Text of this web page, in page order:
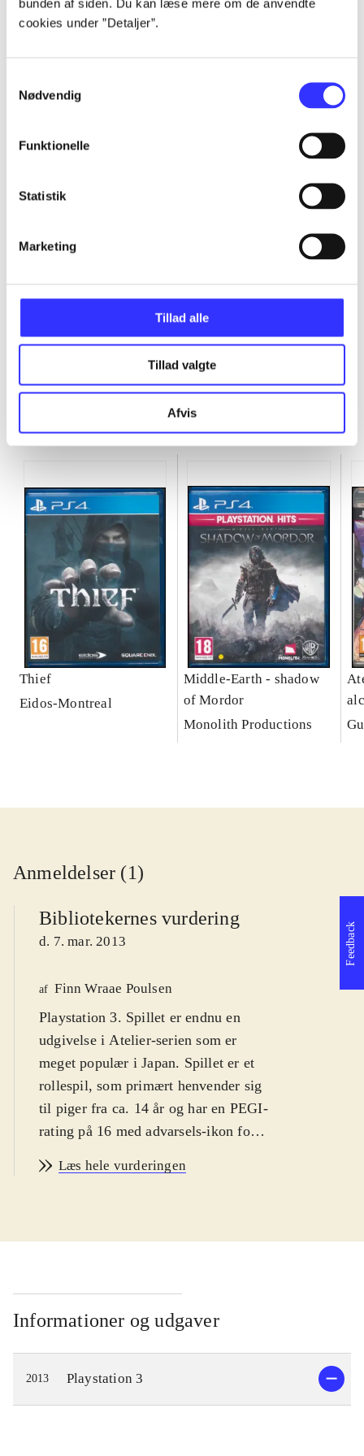
bunden af siden. Du kan læse mere om de anvendte
cookies under ”Detaljer”.
Nødvendig
Funktionelle
Statistik
Marketing
Tillad alle
Tillad valgte
Afvis
Artikler
...
...
...
...
Thief
Eidos-Montreal
Middle-Earth - shadow
of Mordor
Monolith Productions
Anmeldelser (1)
Bibliotekernes vurdering
d. 7. mar. 2013
af Finn Wraae Poulsen
Playstation 3. Spillet er endnu en
udgivelse i Atelier-serien som er
meget populær i Japan. Spillet er et
rollespil, som primært henvender sig
til piger fra ca. 14 år og har en PEGI-
rating på 16 med advarsels-ikon for
Spillets hovedperson er den ensomme
ude på landet. Hendes bedstefar er
forsvundet. Spillets mål er derfor at
genforene Ayesha med sin lillesøster.
En dag da Ayesha besøger Nio's
gravsted, finder hun ud af at hun
muligvis stadig er i live og
eftersøgningen kan begynde. Dette
Læs hele vurderingen
Informationer og udgaver
2013 Playstation 3
Feedback